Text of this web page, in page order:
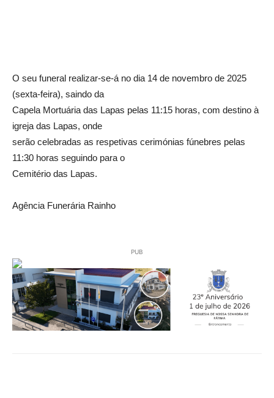
O seu funeral realizar-se-á no dia 14 de novembro de 2025
(sexta-feira), saindo da
Capela Mortuária das Lapas pelas 11:15 horas, com destino à
igreja das Lapas, onde
serão celebradas as respetivas cerimónias fúnebres pelas
11:30 horas seguindo para o
Cemitério das Lapas.
Agência Funerária Rainho
PUB